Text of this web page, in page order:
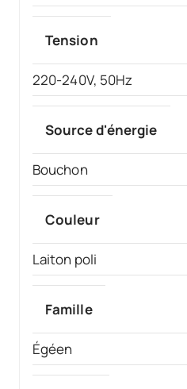
Tension
220-240V, 50Hz
Source d'énergie
Bouchon
Couleur
Laiton poli
Famille
Égéen